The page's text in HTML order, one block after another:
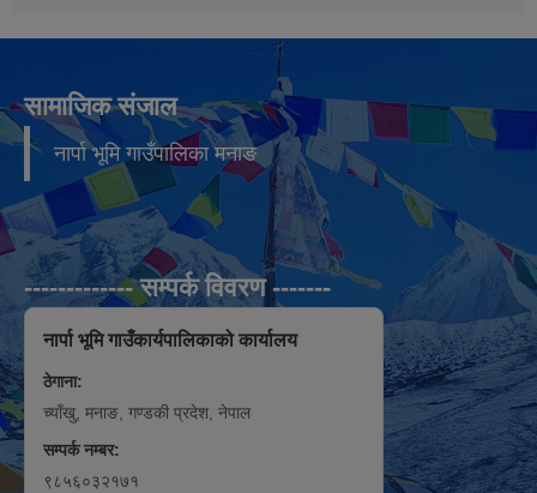
सामाजिक संजाल
नार्पा भूमि गाउँपालिका मनाङ
------------- सम्पर्क विवरण -------
नार्पा भूमि गाउँकार्यपालिकाको कार्यालय
ठेगाना:
च्याँखु, मनाङ, गण्डकी प्रदेश, नेपाल
सम्पर्क नम्बर:
९८५६०३२१७१